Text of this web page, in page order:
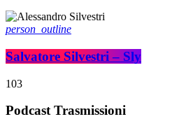
person_outline
Salvatore Silvestri – Sly
103
Podcast Trasmissioni